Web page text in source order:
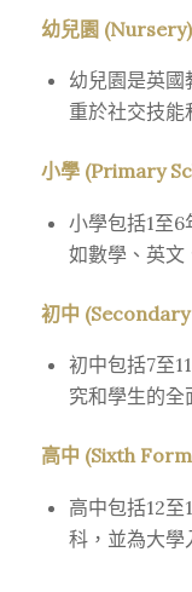
幼兒園 (Nursery)
幼兒園是英
重於社交技能
小學 (Primary
小學包括1至
如數學、英文
初中 (Secondary
初中包括7至
究和學生的全
高中 (Sixth
高中包括12
科，並為大學